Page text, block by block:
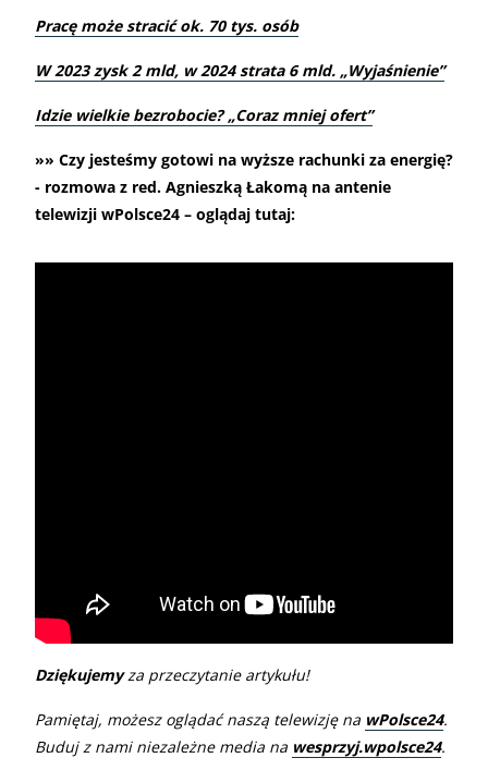
Pracę może stracić ok. 70 tys. osób
W 2023 zysk 2 mld, w 2024 strata 6 mld. „Wyjaśnienie”
Idzie wielkie bezrobocie? „Coraz mniej ofert”
»» Czy jesteśmy gotowi na wyższe rachunki za energię?
- rozmowa z red. Agnieszką Łakomą na antenie
telewizji wPolsce24 – oglądaj tutaj:
Dziękujemyza przeczytanie artykułu!
Pamiętaj, możesz oglądać naszą telewizję na wPolsce24.
Buduj z nami niezależne media na wesprzyj.wpolsce24.